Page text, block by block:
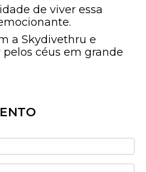
de viver essa
a Skydivethru e
céus em grande